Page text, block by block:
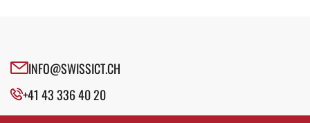
INFO@SWISSICT.CH
+41 43 336 40 20